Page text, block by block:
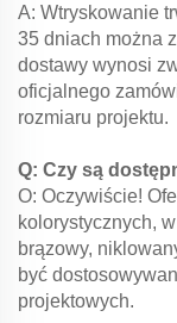
A: Wtryskowanie
35 dniach można
dostawy wynosi
oficjalnego
rozmiaru projektu.
Q: Czy są
O: Oczywiście!
kolorystycznych,
brązowy,
być
projektowych.